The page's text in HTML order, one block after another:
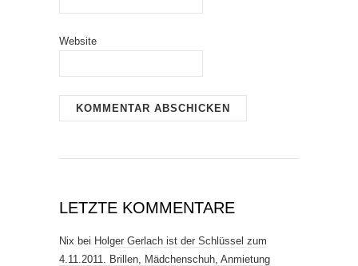
Website
LETZTE KOMMENTARE
Nix bei Holger Gerlach ist der Schlüssel zum
4.11.2011. Brillen, Mädchenschuh, Anmietung